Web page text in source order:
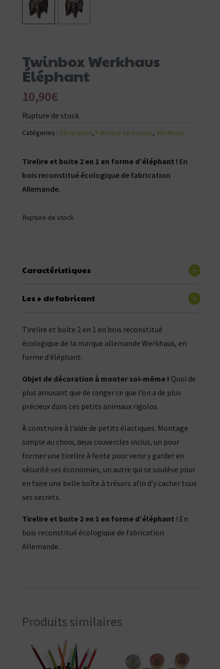
Twinbox Werkhaus
Éléphant
10,90€
Rupture de stock
Catégories : Décoration, Fabriqué en Europe, Werkhaus
Tirelire et boite 2 en 1 en forme d’éléphant ! En
bois reconstitué écologique de fabrication
Allemande.
Rupture de stock
Caractéristiques
Les + du fabricant
Tirelire et boite 2 en 1 en bois reconstitué
écologique de la marque allemande Werkhaus, en
forme d’éléphant.
Objet de décoration à monter soi-même ! Quoi de
plus amusant que de ranger ce que l’on a de plus
précieux dans ces petits animaux rigolos.
À construire à l’aide de petits élastiques. Montage
simple au choix, deux couvercles inclus, un pour
former une tirelire à fente pour venir y garder en
sécurité ses économies, un autre qui se soulève pour
en faire une belle boîte à trésors afin d’y cacher tous
ses secrets.
Tirelire et boite 2 en 1 en forme d’éléphant ! En
bois reconstitué écologique de fabrication
Allemande.
Produits similaires